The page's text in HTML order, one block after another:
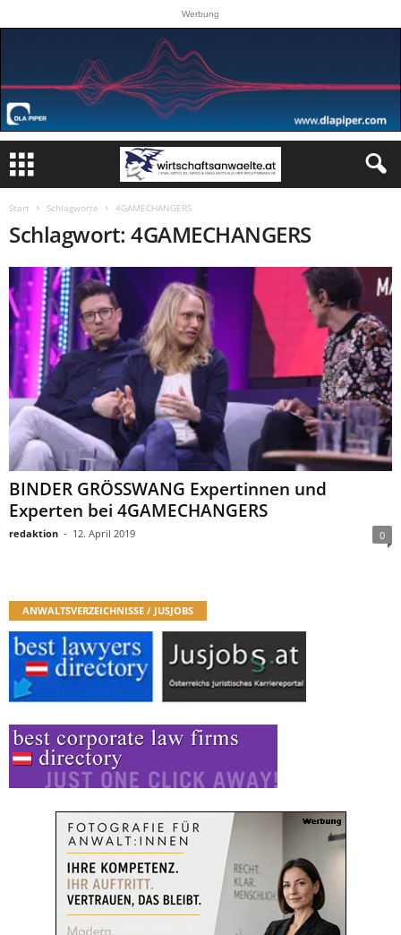
Werbung
Start Schlagworte 4GAMECHANGERS
Schlagwort: 4GAMECHANGERS
BINDER GRÖSSWANG Expertinnen und
Experten bei 4GAMECHANGERS
redaktion - 12. April 2019 0
ANWALTSVERZEICHNISSE / JUSJOBS